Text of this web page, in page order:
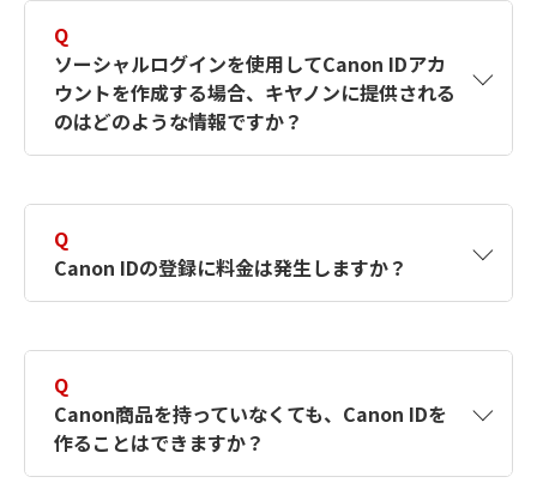
す。詳しい作成方法は【カメラ】Canon IDとは
何ですか？Canon IDの作成方法は？をご確認く
ださい。
Q
ソーシャルログインを使用してCanon IDアカ
ウントを作成する場合、キヤノンに提供される
のはどのような情報ですか？
択したサービスから取得します。アカウントを
簡単に作成できるように、この情報を使用して
Canon IDの登録フォームを入力します。
Q
Canon IDの登録に料金は発生しますか？
Q
Canon商品を持っていなくても、Canon IDを
作ることはできますか？